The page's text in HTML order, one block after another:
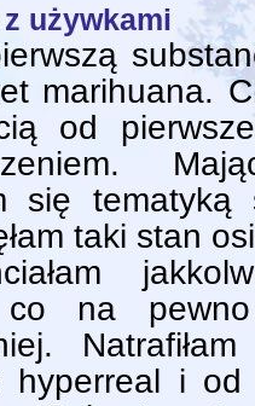
używkami
marihuana.
od
się
taki stan
co na
i od